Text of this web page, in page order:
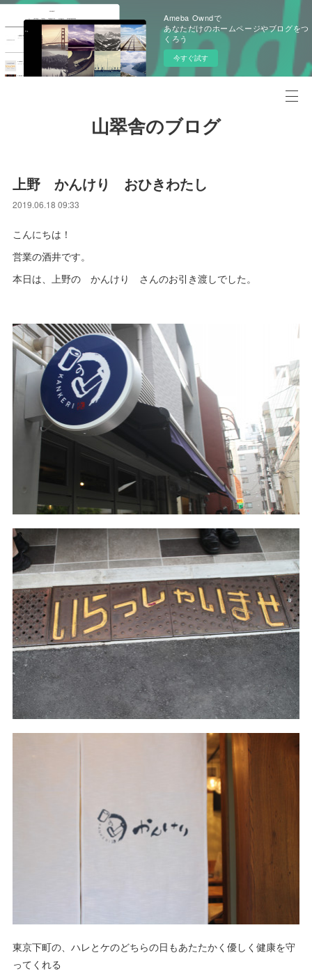
Ameba Owndで
あなただけのホームページやブログをつ
くろう
今すぐ試す
山翠舎のブログ
上野 かんけり おひきわたし
2019.06.18 09:33
こんにちは！
営業の酒井です。
本日は、上野の かんけり さんのお引き渡しでした。
東京下町の、ハレとケのどちらの日もあたたかく優しく健康を守
ってくれる